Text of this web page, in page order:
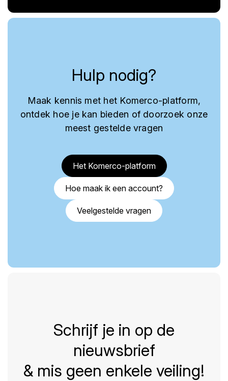
Hulp nodig?
Maak kennis met het Komerco-platform,
ontdek hoe je kan bieden of doorzoek onze
meest gestelde vragen
Het Komerco-platform
Hoe maak ik een account?
Veelgestelde vragen
Schrijf je in op de
nieuwsbrief
& mis geen enkele veiling!